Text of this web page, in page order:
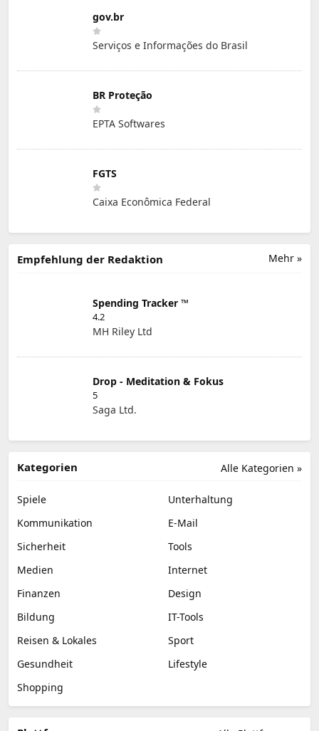
gov.br
Serviços e Informações do Brasil
BR Proteção
EPTA Softwares
FGTS
Caixa Econômica Federal
Mehr »
Empfehlung der Redaktion
Spending Tracker ™
4.2
MH Riley Ltd
Drop - Meditation & Fokus
5
Saga Ltd.
Alle Kategorien »
Kategorien
Spiele
Unterhaltung
Kommunikation
E-Mail
Sicherheit
Tools
Medien
Internet
Finanzen
Design
Bildung
IT-Tools
Reisen & Lokales
Sport
Gesundheit
Lifestyle
Shopping